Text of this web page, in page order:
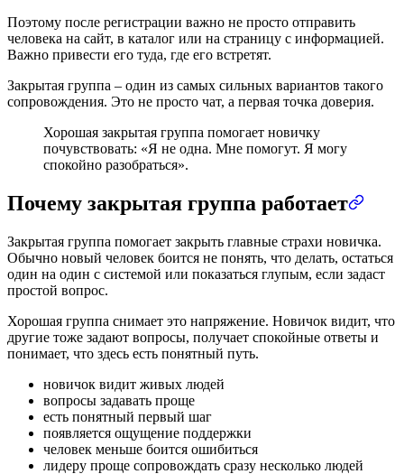
Поэтому после регистрации важно не просто отправить
человека на сайт, в каталог или на страницу с информацией.
Важно привести его туда, где его встретят.
Закрытая группа – один из самых сильных вариантов такого
сопровождения. Это не просто чат, а первая точка доверия.
Хорошая закрытая группа помогает новичку
почувствовать: «Я не одна. Мне помогут. Я могу
спокойно разобраться».
Почему закрытая группа работает
Закрытая группа помогает закрыть главные страхи новичка.
Обычно новый человек боится не понять, что делать, остаться
один на один с системой или показаться глупым, если задаст
простой вопрос.
Хорошая группа снимает это напряжение. Новичок видит, что
другие тоже задают вопросы, получает спокойные ответы и
понимает, что здесь есть понятный путь.
новичок видит живых людей
вопросы задавать проще
есть понятный первый шаг
появляется ощущение поддержки
человек меньше боится ошибиться
лидеру проще сопровождать сразу несколько людей